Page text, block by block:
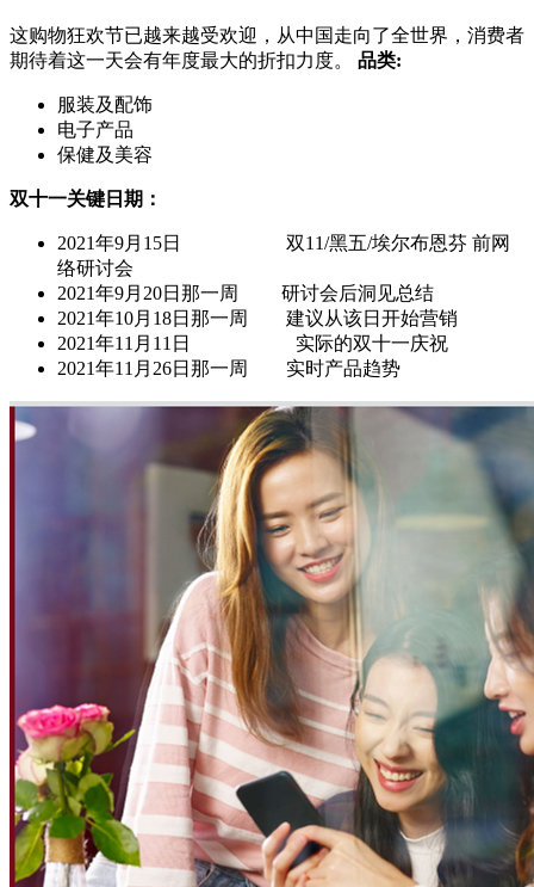
这购物狂欢节已越来越受欢迎，从中国走向了全世界，消费者
期待着这一天会有年度最大的折扣力度。 品类:
服装及配饰
电子产品
保健及美容
双十一关键日期：
2021年9月15日 双11/黑五/埃尔布恩芬 前网
络研讨会
2021年9月20日那一周 研讨会后洞见总结
2021年10月18日那一周 建议从该日开始营销
2021年11月11日 实际的双十一庆祝
2021年11月26日那一周 实时产品趋势